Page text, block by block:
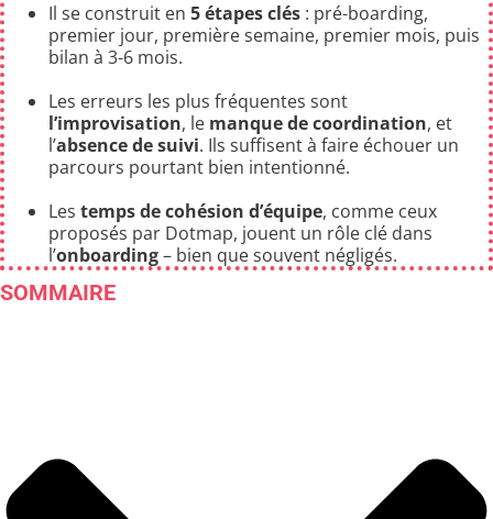
Il se construit en 5 étapes clés : pré-boarding,
premier jour, première semaine, premier mois, puis
bilan à 3-6 mois.
Les erreurs les plus fréquentes sont
l’improvisation, le manque de coordination, et
l’absence de suivi. Ils suffisent à faire échouer un
parcours pourtant bien intentionné.
Les temps de cohésion d’équipe, comme ceux
proposés par Dotmap, jouent un rôle clé dans
l’onboarding– bien que souvent négligés.
SOMMAIRE